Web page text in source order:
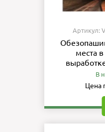
Артикул:
места
В
Цена